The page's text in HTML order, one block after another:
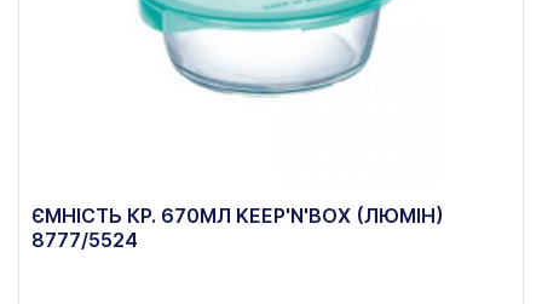
ЄМНІСТЬ КР. 670МЛ KEEP'N'BOX (ЛЮМІН)
8777/5524